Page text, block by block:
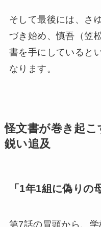
そして最後には、さ
づき始め、慎吾（笠
書を手にしていると
なります。
怪文書が巻き起
鋭い追及
「1年1組に偽りの
第7話の冒頭から、